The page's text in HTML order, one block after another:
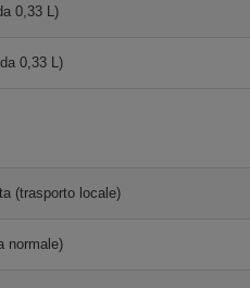
0,33 L)
0,33 L)
(trasporto locale)
normale)